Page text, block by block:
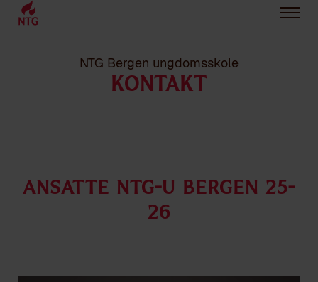
NTG Bergen ungdomsskole
KONTAKT
Ansatte NTG-U Bergen 25-
26